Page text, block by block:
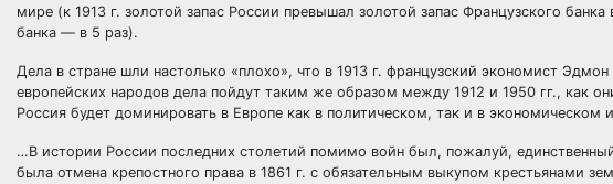
мире (к 1913 г. золотой запас России превышал золотой запас Французского
банка — в 5 раз).
Дела в стране шли настолько «плохо», что в 1913 г. французский экономист
европейских народов дела пойдут таким же образом между 1912 и 1950 гг., как
Россия будет доминировать в Европе как в политическом, так и в экономическом
…В истории России последних столетий помимо войн был, пожалуй,
была отмена крепостного права в 1861 г. с обязательным выкупом крестьянами